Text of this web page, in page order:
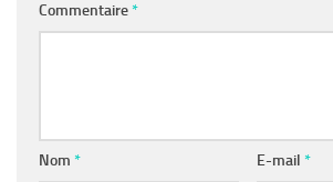
Commentaire*
Nom * E-mail *